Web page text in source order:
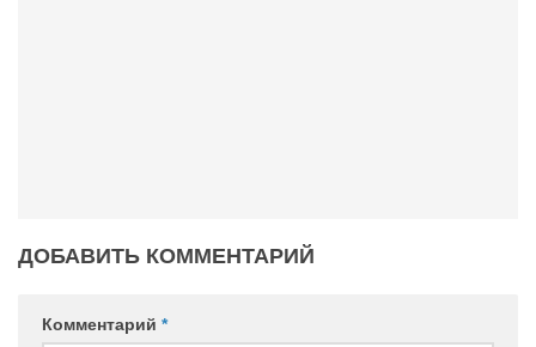
ДОБАВИТЬ КОММЕНТАРИЙ
Комментарий *